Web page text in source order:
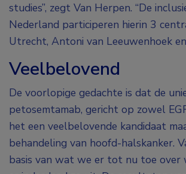
studies”, zegt Van Herpen. “De
Nederland participeren hierin 3
Utrecht, Antoni van Leeuwenhoek en
Veelbelovend
De voorlopige gedachte is dat de
petosemtamab, gericht op zowel
het een veelbelovende kandidaat
behandeling van hoofd-halskanker.
basis van wat we er tot nu toe over